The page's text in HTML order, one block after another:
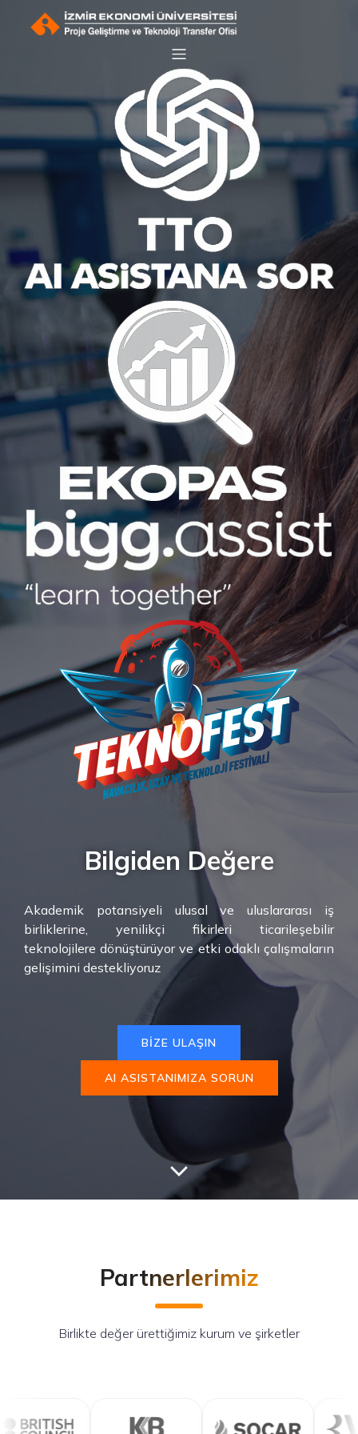
Bilgiden Değere
Akademik potansiyeli ulusal ve uluslararası iş
birliklerine, yenilikçi fikirleri ticarileşebilir
teknolojilere dönüştürüyor ve etki odaklı çalışmaların
gelişimini destekliyoruz
BİZE ULAŞIN
AI ASISTANIMIZA SORUN
Partnerlerimiz
Birlikte değer ürettiğimiz kurum ve şirketler